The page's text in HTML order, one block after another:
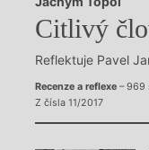
Rozhovory
Dokument
Výroční ceny
Citlivý
Reflektuje Pavel
Recenze a reflexe– 969
Z čísla 11/2017